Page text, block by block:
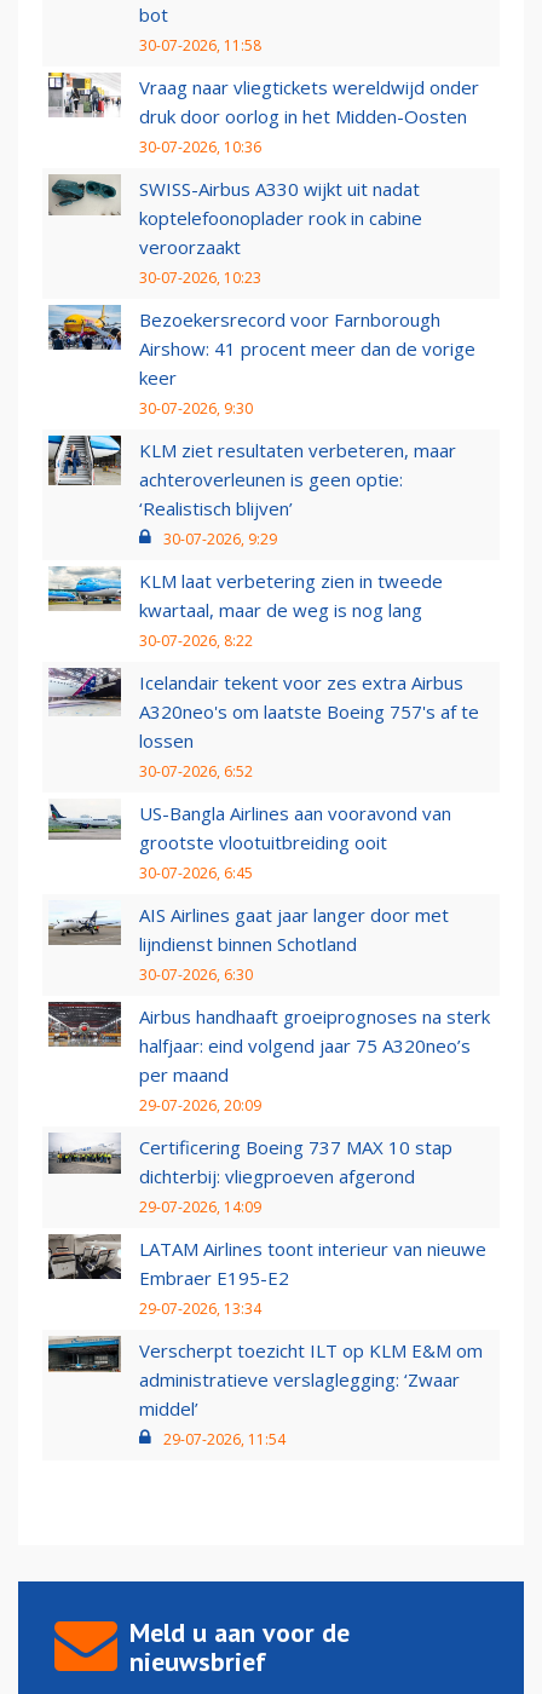
bot
30-07-2026, 11:58
Vraag naar vliegtickets wereldwijd onder
druk door oorlog in het Midden-Oosten
30-07-2026, 10:36
SWISS-Airbus A330 wijkt uit nadat
koptelefoonoplader rook in cabine
veroorzaakt
30-07-2026, 10:23
Bezoekersrecord voor Farnborough
Airshow: 41 procent meer dan de vorige
keer
30-07-2026, 9:30
KLM ziet resultaten verbeteren, maar
achteroverleunen is geen optie:
‘Realistisch blijven’
30-07-2026, 9:29
KLM laat verbetering zien in tweede
kwartaal, maar de weg is nog lang
30-07-2026, 8:22
Icelandair tekent voor zes extra Airbus
A320neo's om laatste Boeing 757's af te
lossen
30-07-2026, 6:52
US-Bangla Airlines aan vooravond van
grootste vlootuitbreiding ooit
30-07-2026, 6:45
AIS Airlines gaat jaar langer door met
lijndienst binnen Schotland
30-07-2026, 6:30
Airbus handhaaft groeiprognoses na sterk
halfjaar: eind volgend jaar 75 A320neo’s
per maand
29-07-2026, 20:09
Certificering Boeing 737 MAX 10 stap
dichterbij: vliegproeven afgerond
29-07-2026, 14:09
LATAM Airlines toont interieur van nieuwe
Embraer E195-E2
29-07-2026, 13:34
Verscherpt toezicht ILT op KLM E&M om
administratieve verslaglegging: ‘Zwaar
middel’
29-07-2026, 11:54
Meld u aan voor de
nieuwsbrief